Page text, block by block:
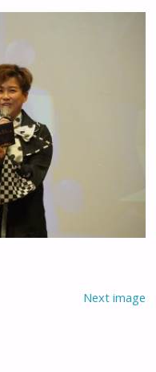
Next image